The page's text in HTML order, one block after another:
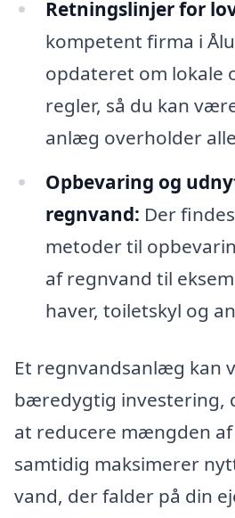
Retningslinjer for
kompetent firma i
opdateret om lokale
regler, så du kan
anlæg overholder
Opbevaring og
regnvand: Der
metoder til
af regnvand til
haver, toiletskyl og
Et regnvandsanlæg kan
bæredygtig investering,
at reducere mængden
samtidig maksimerer
vand, der falder på din